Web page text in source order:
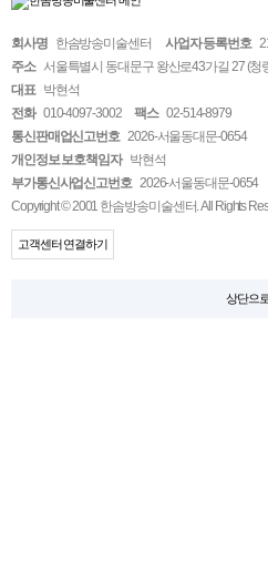
회사명 한솜방송미술센터 사업자 등록번호
주소 서울특별시 동대문구 왕산로43가길 27 (청
대표 박현석
전화 010-4097-3002 팩스 02-514-8979
통신판매업신고번호 2026-서울동대문-0654
개인정보 보호책임자 박현석
부가통신사업신고번호 2026-서울동대문-0654
Copyright © 2001 한솜방송미술센터. All Rights
고객센터 연결하기
상단으로